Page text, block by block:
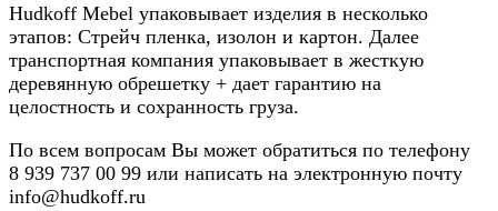
Hudkoff Mebel упаковывает изделия в несколько
этапов: Стрейч пленка, изолон и картон. Далее
транспортная компания упаковывает в жесткую
деревянную обрешетку + дает гарантию на
целостность и сохранность груза.
По всем вопросам Вы может обратиться по телефону
8 939 737 00 99 или написать на электронную почту
info@hudkoff.ru